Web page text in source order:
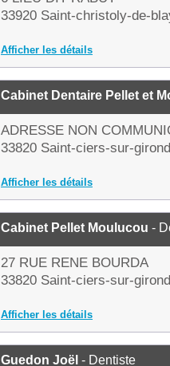
33920 Saint-christoly-de-
Afficher les détails
Cabinet Dentaire Pellet et
ADRESSE NON
33820 Saint-ciers-sur-
Afficher les détails
Cabinet Pellet Moulucou -
27 RUE RENE BOURDA
33820 Saint-ciers-sur-
Afficher les détails
Guedon Joël - Dentiste